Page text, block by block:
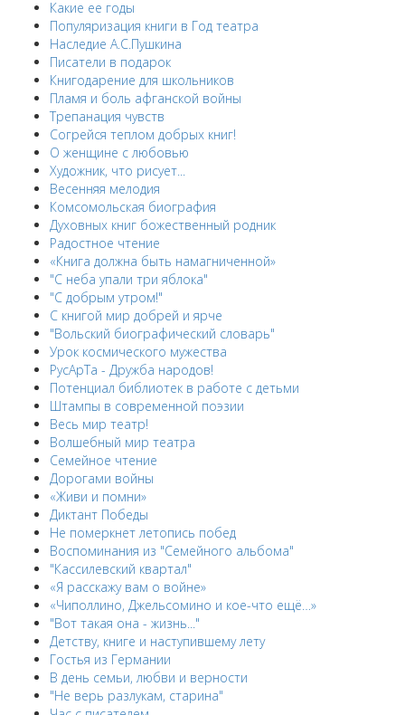
Какие ее годы
Популяризация книги в Год театра
Наследие А.С.Пушкина
Писатели в подарок
Книгодарение для школьников
Пламя и боль афганской войны
Трепанация чувств
Согрейся теплом добрых книг!
О женщине с любовью
Художник, что рисует...
Весенняя мелодия
Комсомольская биография
Духовных книг божественный родник
Радостное чтение
«Книга должна быть намагниченной»
"С неба упали три яблока"
"С добрым утром!"
С книгой мир добрей и ярче
"Вольский биографический словарь"
Урок космического мужества
РусАрТа - Дружба народов!
Потенциал библиотек в работе с детьми
Штампы в современной поэзии
Весь мир театр!
Волшебный мир театра
Семейное чтение
Дорогами войны
«Живи и помни»
Диктант Победы
Не померкнет летопись побед
Воспоминания из "Семейного альбома"
"Кассилевский квартал"
«Я расскажу вам о войне»
«Чиполлино, Джельсомино и кое-что ещё…»
"Вот такая она - жизнь..."
Детству, книге и наступившему лету
Гостья из Германии
В день семьи, любви и верности
"Не верь разлукам, старина"